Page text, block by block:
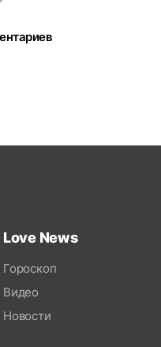
Love News
Гороскоп
Видео
Новости